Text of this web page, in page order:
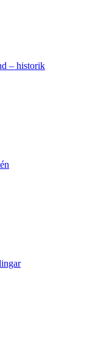
– historik